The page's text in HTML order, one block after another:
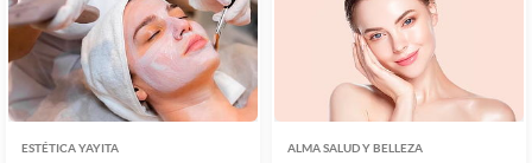
ESTÉTICA YAYITA ALMA SALUD Y BELLEZA